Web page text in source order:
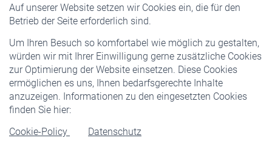
Auf unserer Website setzen wir Cookies ein, die für den
Betrieb der Seite erforderlich sind.
Um Ihren Besuch so komfortabel wie möglich zu gestalten,
würden wir mit Ihrer Einwilligung gerne zusätzliche Cookies
zur Optimierung der Website einsetzen. Diese Cookies
ermöglichen es uns, Ihnen bedarfsgerechte Inhalte
anzuzeigen. Informationen zu den eingesetzten Cookies
finden Sie hier:
Cookie-Policy
Datenschutz
Pflichtversicherung
Staatliche Förderung
Veranstaltungen
Rentner
Rentenbeginn
Rente beantragen